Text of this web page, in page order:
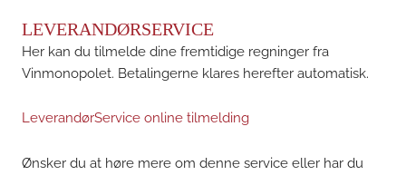
LEVERANDØRSERVICE
Her kan du tilmelde dine fremtidige regninger fra
Vinmonopolet. Betalingerne klares herefter automatisk.
LeverandørService online tilmelding
Ønsker du at høre mere om denne service eller har du